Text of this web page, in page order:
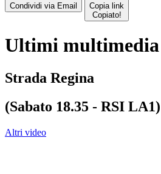
Condividi via Email
Copia link
Copiato!
Ultimi multimedia
Strada Regina
(Sabato 18.35 - RSI LA1)
Altri video